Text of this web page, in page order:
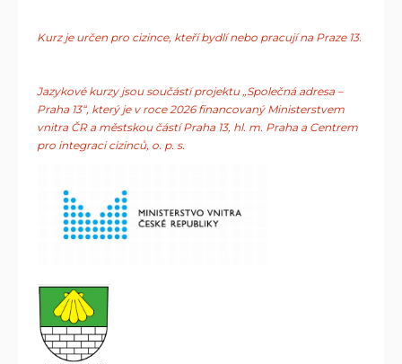
Kurz je určen pro cizince, kteří bydlí nebo pracují na Praze 13.
Jazykové kurzy jsou součástí projektu „Společná adresa –
Praha 13“, který je v roce 2026 financovaný Ministerstvem
vnitra ČR a městskou částí Praha 13, hl. m. Praha a Centrem
pro integraci cizinců, o. p. s.